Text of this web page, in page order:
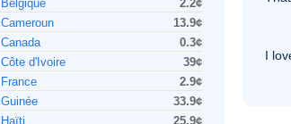
Belgique
2.2¢
Cameroun
13.9¢
Canada
0.3¢
Côte d'Ivoire
39¢
France
2.9¢
Guinée
33.9¢
Haïti
25.9¢
I